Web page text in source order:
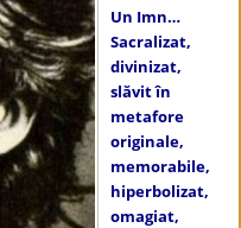
Un Imn…
Sacralizat,
divinizat,
slăvit în
metafore
originale,
memorabile,
hiperbolizat,
omagiat,